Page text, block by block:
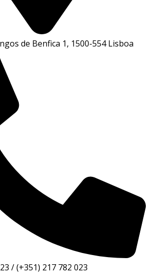
de Benfica 1, 1500-554 Lisboa
/ (+351) 217 782 023